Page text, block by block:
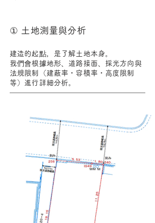
① 土地測量與分析
建造的起點，是了解土地本身。
我們會根據地形、道路接面、採光方向與
法規限制（建蔽率・容積率・高度限制
等）進行詳細分析。